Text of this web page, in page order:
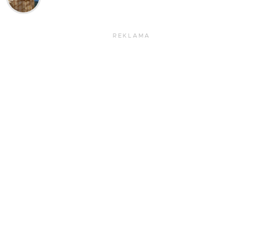
REKLAMA